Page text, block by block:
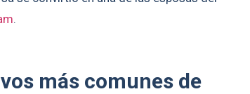
.
más comunes de